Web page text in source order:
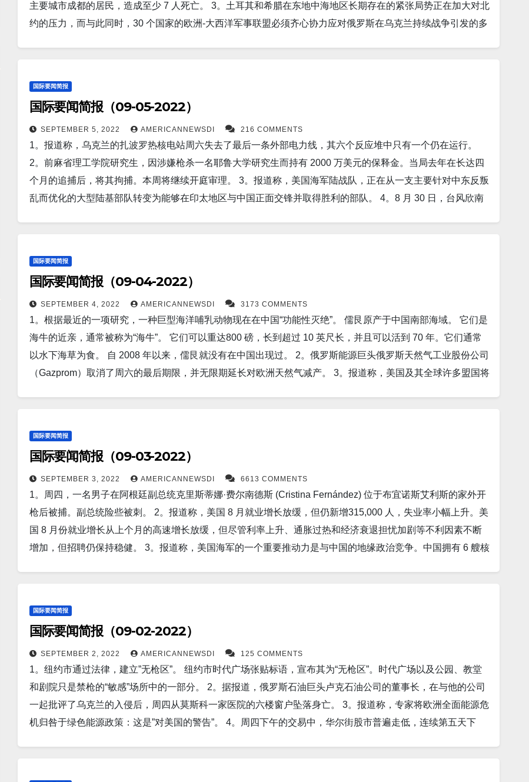
经济论坛上发表讲话说，在西方针对俄罗斯在乌克兰的军事行动实施全面制裁之后，俄罗斯看到了进入中东和伊
朗市场的更多机会。 13。新的 COVID-19 疫苗加强剂标志着抗击大流行的一个重要转折点。 至少这是联邦卫生
（路透社）——联合国核监督机构在周三向成员国提交的年度报告中表示，对朝鲜的核计划“严重关切”，敦促该
出扩大朝鲜宁边主要核电站关键设施的建设工作正在推进当中。 16。美国疫情 昨日美国新增新冠患者129,043
人。新增死亡人数625人。 17。康州新增新冠感染211人，新增死0人。 纽约州新增新冠确诊人数7,862人。新
增死亡人数26人。 新泽西州昨天新增病例为1,726人。新增死亡为1人。 18。世界疫情 昨日印度新增新冠患者
2,799人； 日本新增112,117人； 中国新增11,005人。 俄罗斯昨日新增新冠患者38,023人。 德国新增46,495
人。…
地应对被认为对其他哺乳动物具有致命性的病毒。 10。新德里（路透社）——印度总理纳伦德拉·莫迪
（Narendra Modi）周二表示，印度将开始与孟加拉国就全面经济伙伴关系协议（CEPA）进行谈判，目标是在
固定平均值从未如此高。 14。台北，9 月 6 日（路透社）——台湾国防部表示，随着中国继续在该岛附近开展
军事活动，三架中国战斗机周二越过通常作为双方之间非官方屏障的台湾海峡中线。 15。据报道，年收
入 95,000 美元的 UPS 司机威胁要罢工，这可能会伤害到几乎每个美国人。 16。美国疫情 昨日美国新增新冠患
者19,774人。新增死亡人数65人。 17。康州新增新冠感染233人，新增死0人。 纽约州新增新冠确诊人数1,516
人。新增死亡人数16人。 新泽西州昨天新增病例为636人。新增死亡为0人。 18。世界疫情 昨日印度新增新冠
患者4,417人； 日本新增67,962人； 中国新增11,608人。 俄罗斯昨日新增新冠患者41,040人。 德国新增49,709
主要城市成都的居民，造成至少 7 人死亡。 3。土耳其和希腊在东地中海地区长期存在的紧张局势正在加大对北
约的压力，而与此同时，30 个国家的欧洲-大西洋军事联盟必须齐心协力应对俄罗斯在乌克兰持续战争引发的多
人死亡的一系列肺炎病例是由军团菌引起的。泛美卫生组织（PAHO）表示，此次暴发涉及 11 例报告病例，与
圣米格尔德图库曼市的一家私人诊所有关。 7。消息人士告诉自由亚洲电台，旨在测试朝鲜县市级医院能力的战
时战备演习显示，医务人员疲惫不堪，设备普遍短缺。 8。智利人已全面投票反对一部新的、进步宪法，该宪法
旨在取代 1980 年在奥古斯托·皮诺切特将军独裁统治下编写的文件。 9。据法新社报道，周一中国西南省份四川
发生强烈地震后，至少有 46 人丧生，50 多人受伤。 10。探索太阳的太阳轨道飞行器与来自太阳的大规模等离
子体爆发相遇。巨大的日冕物质抛射 (CME) 是来自太阳上层大气（日冕）的带电粒子爆发，于 8 月 30 日从太
阳射向金星方向。 不久之后，太阳物质的气泡到达了太阳轨道器，该轨道器正在为太阳系第二颗行星的最新轨
北影响日本和俄罗斯。 13。在俄罗斯确认北溪 1 号管道将无限期关闭后，周一市场开盘时，汽油价格进一步飙
升。 14。根据美国宇航局的小行星追踪器，一颗 68 英尺宽的小行星预计在 9 月 6 日经过地球。美国宇航局警
告说，根据美国宇航局的喷气推进实验室，它接近地球的速度比北约步枪子弹快 10 倍。 15。根据一项新的研
究，漂浮在太平洋上的巨型塑料垃圾带大部分来自日本和中国。 然而，美国、台湾和加拿大也应该受到指责。
16。美国疫情 昨日美国新增新冠患者6,111人。新增死亡人数1人。 17。康州新增新冠感染287人，新增死0
人。 纽约州新增新冠确诊人数2,121人。新增死亡人数0人。 新泽西州昨天新增病例为1,599人。新增死亡为0
国际要闻简报
国际要闻简报（09-05-2022）
SEPTEMBER 5, 2022 AMERICANNEWSDI 216 COMMENTS
1。报道称，乌克兰的扎波罗热核电站周六失去了最后一条外部电力线，其六个反应堆中只有一个仍在运行。
2。前麻省理工学院研究生，因涉嫌枪杀一名耶鲁大学研究生而持有 2000 万美元的保释金。当局去年在长达四
个月的追捕后，将其拘捕。本周将继续开庭审理。 3。报道称，美国海军陆战队，正在从一支主要针对中东反叛
乱而优化的大型陆基部队转变为能够在印太地区与中国正面交锋并取得胜利的部队。 4。8 月 30 日，台风欣南
Jané Llopis 对阿根廷图库曼的肺炎疫情进行了跟进，来自该省的卫生部门 投资组合证实，从双侧肺炎患者身上
采集的样本对军团菌检测呈阳性。 8。新德里——（美联社）——警方称，印度出生的爱尔兰商人、印度企业集
团塔塔儿子 (Tata Sons) 前董事长赛勒斯·米斯特里 (Cyrus Mistry) 周日在他的汽车撞上印度西部的道路分隔线后
死于一场事故。 年仅54 岁。 9。目前只有美国、俄罗斯和中国设计和制造了第五代战机。但现在他们和其他几
个国家正在研究第六代战斗机。预计它们要到 2030 年代才会出现，而且它们的设计考虑了未来的战争。 10。
随着莫迪政府打击“虚假、反印度内容”，WhatsApp 在一个月内禁止了 240 万个印度账户。 11。俄罗斯前总统
德米特里梅德韦杰夫周六向西方发出了严厉的核警告，因为在乌克兰战争持续期间两国关系仍然紧张。 12。由
摄了第一张照片。 15。9月 2 日，上午 9 点左右，俄罗斯‘Kartograf’无人机在 Mykolaiv 上空被乌克兰空军防空
导弹部队击落。无人机是 Ptero 多用途无人系统 (UAV) 系列的一部分。 16。美国疫情 昨日美国新增新冠患者
9,479人。新增死亡人数19人。 17。康州新增新冠感染1,962人，新增死0人。 纽约州新增新冠确诊人数2,545
人。新增死亡人数0人。 新泽西州昨天新增病例为2,088人。新增死亡为0人。 18。世界疫情 昨日印度新增新冠
患者6,809人； 日本新增123,037人； 中国新增10,810人。 俄罗斯昨日新增新冠患者50,922人。…
国际要闻简报
国际要闻简报（09-04-2022）
SEPTEMBER 4, 2022 AMERICANNEWSDI 3173 COMMENTS
1。根据最近的一项研究，一种巨型海洋哺乳动物现在在中国“功能性灭绝”。 儒艮原产于中国南部海域。 它们是
海牛的近亲，通常被称为“海牛”。 它们可以重达800 磅，长到超过 10 英尺长，并且可以活到 70 年。它们通常
以水下海草为食。 自 2008 年以来，儒艮就没有在中国出现过。 2。俄罗斯能源巨头俄罗斯天然气工业股份公司
（Gazprom）取消了周六的最后期限，并无限期延长对欧洲天然气减产。 3。报道称，美国及其全球许多盟国将
分。然而，据北京的一位评论员称，这些导弹比高超音速武器更容易被中国拦截。 6。总部位于英国的太阳能技
术开发商 Naked Energy 的屋顶太阳能真空管，可同时产生电力和热量，很快将在美国销售。 7。一位台湾科技
大亨计划通过训练 300 万“黑熊战士”来防御可能的“中国入侵”。据台湾新闻周四发表的一篇报道称，一位退休的
台湾科技大亨表示，他计划用自己的财富来训练这些“平民战士”。 8。由于北京的零疫情政策和房地产危机对该
国的上市公司造成了损失，中国正遭受有记录以来最严重的盈利衰退之一。目前已有4800多家在上海、深圳和
北京上市的中国公司公布了上半年业绩。 根据该国两大金融信息服务机构 Wind 和 Choice 的数据，多
达 53% 的企业净利润下降。 9。中国证监会表示，将执行上周宣布的与美国的审计协议。但与此同时，法律专
岛与梵蒂冈之间的密切关系。 13。iPhone 14 将在下周上市。 iPhone 14 系列将包括四种型号，涵盖两种屏幕
尺寸、设计更改、相机升级等。 14。一位 SpaceX Starlink 星链用户在环希腊岛屿旅行时将互联网天线绑在一
艘游艇上。他正在为他的公司RebelRoam 在海上测试 Starlink，该公司为公共交通提供 WiFi。他告诉 Insider，
尽管出现了一些中断，Starlink 的连接性“非常好”。 15。卫星通信的未来几乎就在我们身边。SpaceX 已与 T-
Mobile 签署了一项协议，从明年开始为该运营商的客户提供来自其在美国任何地方的 Starlink 星链卫星的文本
服务。 16。美国疫情 昨日美国新增新冠患者82,785人。新增死亡人数472人。 17。康州新增新冠感染_人，新
昨日新增新冠患者50,279人。 德国新增29,345人。…
国际要闻简报
国际要闻简报（09-03-2022）
SEPTEMBER 3, 2022 AMERICANNEWSDI 6613 COMMENTS
1。周四，一名男子在阿根廷副总统克里斯蒂娜·费尔南德斯 (Cristina Fernández) 位于布宜诺斯艾利斯的家外开
枪后被捕。副总统险些被刺。 2。报道称，美国 8 月就业增长放缓，但仍新增315,000 人，失业率小幅上升。美
国 8 月份就业增长从上个月的高速增长放缓，但尽管利率上升、通胀过热和经济衰退担忧加剧等不利因素不断
增加，但招聘仍保持稳健。 3。报道称，美国海军的一个重要推动力是与中国的地缘政治竞争。中国拥有 6 艘核
了 87%，与去年下半年获得的 53 亿美元利润相比下降了 53%。 5。一个被称为活动区域 3089 (AR3089) 的“危
险太阳黑子”目前正面向地球。 根据美国国家海洋和大气管理局 (NOAA) 的说法，它有发出重大太阳耀斑的趋
势，可能在未来几小时或几天内袭击我们的星球。 新的太阳风暴可能会破坏我们蓝色星球的无线电和卫星技
术，以及全球定位系统 (GPS)。 6。五角大楼将于下周举行一次高层机密会议，讨论俄罗斯和中国可能寻求开发
可能瞄准美国卫星的强大太空武器。定于 9 月 6 日至 7 日，国防部长劳埃德·奥斯汀将主持会议，讨论中国和俄
罗斯在分段轨道系统和空对地武器方面的潜在发展将如何影响美国。 7。巴黎（美联社）——法国总统埃马纽埃
尔·马克龙（Emmanuel Macron）周四承诺继续法国对乌克兰的人道主义、经济和军事支持，并加强欧洲团结，
国际要闻简报
国际要闻简报（09-02-2022）
SEPTEMBER 2, 2022 AMERICANNEWSDI 125 COMMENTS
1。纽约市通过法律，建立”无枪区”。 纽约市时代广场张贴标语，宣布其为“无枪区”。时代广场以及公园、教堂
和剧院只是禁枪的“敏感”场所中的一部分。 2。据报道，俄罗斯石油巨头卢克石油公司的董事长，在与他的公司
一起批评了乌克兰的入侵后，周四从莫斯科一家医院的六楼窗户坠落身亡。 3。报道称，专家将欧洲全面能源危
机归咎于绿色能源政策：这是”对美国的警告”。 4。周四下午的交易中，华尔街股市普遍走低，连续第五天下